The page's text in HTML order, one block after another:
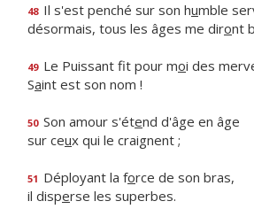
48 Il s'est penché sur son humble
désormais, tous les âges me diront
49 Le Puissant fit pour moi des
Saint est son nom !
50 Son amour s'étend d'âge en âge
sur ceux qui le craignent ;
51 Déployant la force de son bras,
il disperse les superbes.